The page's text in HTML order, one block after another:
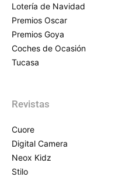
Lotería de Navidad
Premios Oscar
Premios Goya
Coches de Ocasión
Tucasa
Revistas
Cuore
Digital Camera
Neox Kidz
Stilo